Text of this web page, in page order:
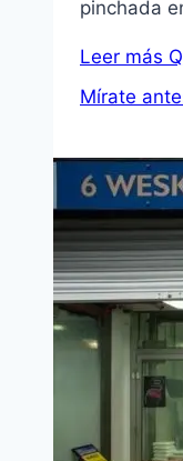
pinchada
Leer más
Mírate